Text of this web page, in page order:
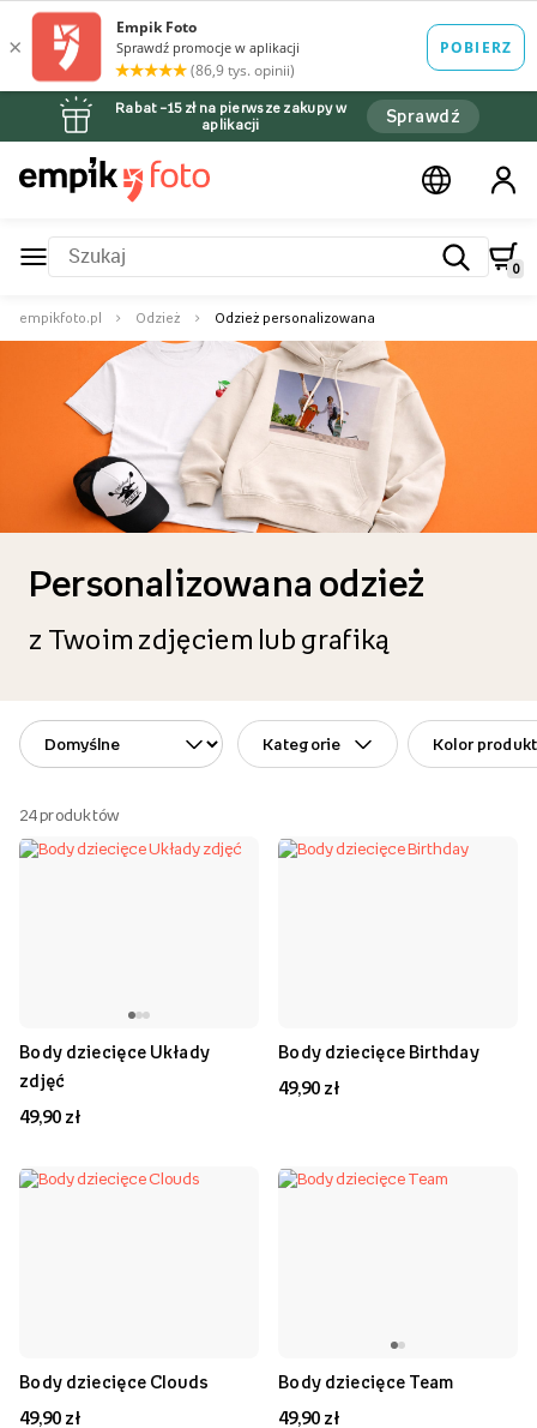
Rabat –15 zł na pierwsze zakupy w
aplikacji
Sprawdź
0
empikfoto.pl Odzież Odzież personalizowana
Personalizowana odzież
z Twoim zdjęciem lub grafiką
Kategorie Kolor
24produktów
Body dziecięce Układy
zdjęć
49,90 zł
Body dziecięce Birthday
49,90 zł
Body dziecięce Clouds
49,90 zł
Body dziecięce Team
49,90 zł